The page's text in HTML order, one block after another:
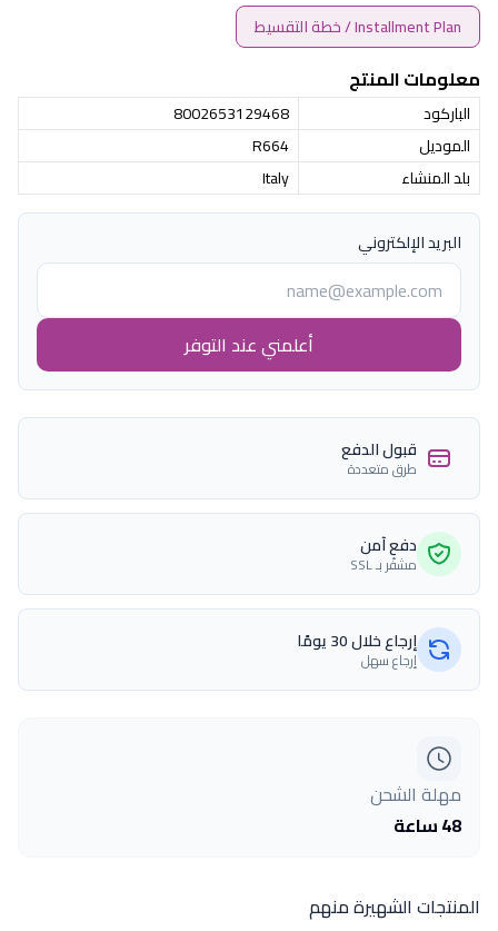
Installment Plan / خطة التقسيط
معلومات المنتج
الباركود
8002653129468
الموديل
R664
بلد المنشاء
Italy
البريد الإلكتروني
أعلمني عند التوفر
قبول الدفع
طرق متعددة
دفع آمن
مشفّر بـ SSL
إرجاع خلال 30 يومًا
إرجاع سهل
مهلة الشحن
48 ساعة
المنتجات الشهيرة منهم